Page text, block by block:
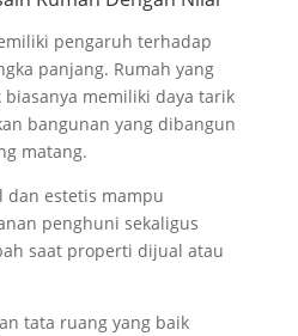
pengaruh terhadap
panjang. Rumah yang
memiliki daya tarik
bangunan yang dibangun
matang.
dan estetis mampu
penghuni sekaligus
saat properti dijual atau
tata ruang yang baik